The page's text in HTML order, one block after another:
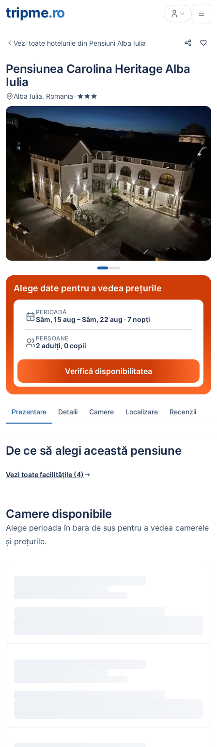
tripme.ro
Alege date pentru a vedea prețurile
PERIOADĂ
Sâm, 15 aug – Sâm, 22 aug · 7 nopți
PERSOANE
2 adulți, 0 copii
Verifică disponibilitatea
Vezi toate hotelurile din Pensiuni Alba Iulia
Prezentare Detalii Camere Localizare Recenzii
Pensiunea Carolina Heritage Alba
Iulia
Alba Iulia, Romania ·
De ce să alegi această pensiune
Vezi toate facilitățile (4)
Camere disponibile
Alege perioada în bara de sus pentru a vedea camerele
și prețurile.